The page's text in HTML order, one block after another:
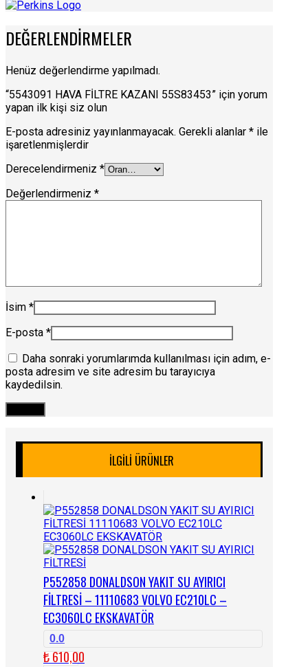
DEĞERLENDIRMELER
Henüz değerlendirme yapılmadı.
“5543091 HAVA FİLTRE KAZANI 55S83453” için yorum
yapan ilk kişi siz olun
E-posta adresiniz yayınlanmayacak. Gerekli alanlar * ile
işaretlenmişlerdir
Derecelendirmeniz *
Değerlendirmeniz *
İsim *
E-posta *
Daha sonraki yorumlarımda kullanılması için adım, e-
posta adresim ve site adresim bu tarayıcıya
kaydedilsin.
İLGILI ÜRÜNLER
P552858 DONALDSON YAKIT SU AYIRICI
FİLTRESİ – 11110683 VOLVO EC210LC –
EC3060LC EKSKAVATÖR
0.0
₺610,00